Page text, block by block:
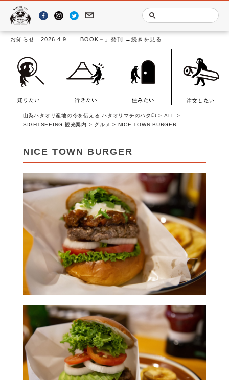
お知らせ 2026.4.9
TEXTILE BOOK－」発刊→続きを見る
山梨ハタオリ産地の今を伝える ハタオリマチのハタ印 > ALL
>
SIGHTSEEING 観光案内 > グルメ > NICE TOWN BURGER
NICE TOWN BURGER